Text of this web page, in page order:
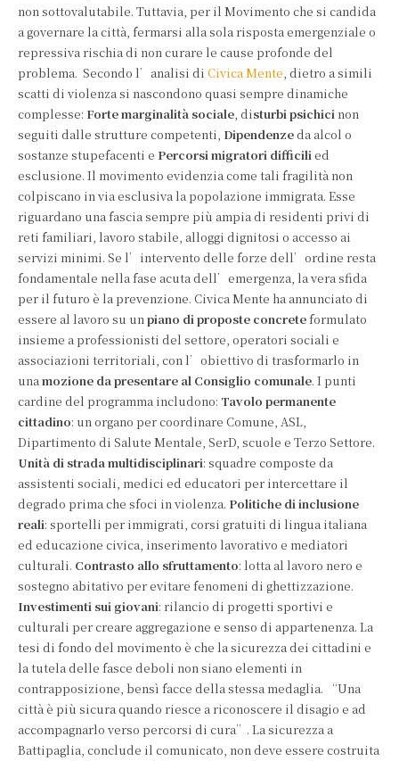
non sottovalutabile. Tuttavia, per il Movimento che si candida
a governare la città, fermarsi alla sola risposta emergenziale o
repressiva rischia di non curare le cause profonde del
problema. Secondo l’analisi di Civica Mente, dietro a simili
scatti di violenza si nascondono quasi sempre dinamiche
complesse: Forte marginalità sociale, disturbi psichicinon
seguiti dalle strutture competenti, Dipendenzeda alcol o
sostanze stupefacenti e Percorsi migratori difficilied
esclusione. Il movimento evidenzia come tali fragilità non
colpiscano in via esclusiva la popolazione immigrata. Esse
riguardano una fascia sempre più ampia di residenti privi di
reti familiari, lavoro stabile, alloggi dignitosi o accesso ai
servizi minimi. Se l’intervento delle forze dell’ordine resta
fondamentale nella fase acuta dell’emergenza, la vera sfida
per il futuro è la prevenzione. Civica Mente ha annunciato di
essere al lavoro su unpiano di proposte concreteformulato
insieme a professionisti del settore, operatori sociali e
associazioni territoriali, con l’obiettivo di trasformarlo in
unamozione da presentare al Consiglio comunale. I punti
cardine del programma includono: Tavolo permanente
cittadino: un organo per coordinare Comune, ASL,
Dipartimento di Salute Mentale, SerD, scuole e Terzo Settore.
Unità di strada multidisciplinari: squadre composte da
assistenti sociali, medici ed educatori per intercettare il
degrado prima che sfoci in violenza. Politiche di inclusione
reali: sportelli per immigrati, corsi gratuiti di lingua italiana
ed educazione civica, inserimento lavorativo e mediatori
culturali. Contrasto allo sfruttamento: lotta al lavoro nero e
sostegno abitativo per evitare fenomeni di ghettizzazione.
Investimenti sui giovani: rilancio di progetti sportivi e
culturali per creare aggregazione e senso di appartenenza. La
tesi di fondo del movimento è che la sicurezza dei cittadini e
la tutela delle fasce deboli non siano elementi in
contrapposizione, bensì facce della stessa medaglia. “Una
città è più sicura quando riesce a riconoscere il disagio e ad
accompagnarlo verso percorsi di cura”. La sicurezza a
Battipaglia, conclude il comunicato, non deve essere costruita